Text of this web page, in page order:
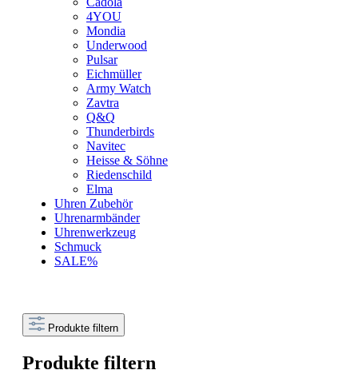
4YOU
Mondia
Underwood
Pulsar
Eichmüller
Army Watch
Zavtra
Q&Q
Thunderbirds
Navitec
Heisse & Söhne
Riedenschild
Elma
Uhren Zubehör
Uhrenarmbänder
Uhrenwerkzeug
Schmuck
SALE%
Produkte filtern
Produkte filtern